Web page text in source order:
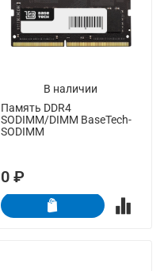
В наличии
Память DDR4
SODIMM/DIMM BaseTech-
SODIMM
0 ₽